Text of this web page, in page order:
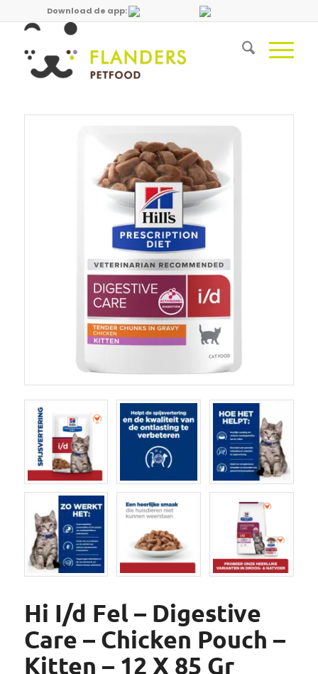
Download de app:
Hi I/d Fel – Digestive
Care – Chicken Pouch –
Kitten – 12 X 85 Gr